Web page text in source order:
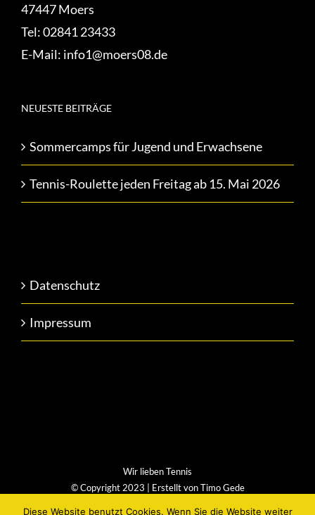
47447 Moers
Tel:02841 23433
E-Mail: info1@moers08.de
NEUESTE BEITRÄGE
Sommercamps für Jugend und Erwachsene
Tennis-Roulette jeden Freitag ab 15. Mai 2026
Datenschutz
Impressum
Wir lieben Tennis
© Copyright 2023 | Erstellt vonTimo Gede
Diese Website benutzt Cookies. Wenn Sie die Website weiter